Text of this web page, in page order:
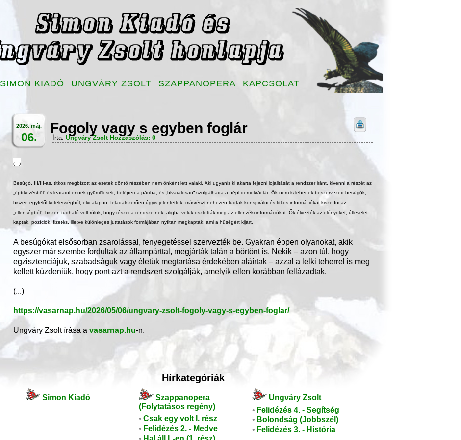
SIMON KIADÓ UNGVÁRY ZSOLT SZAPPANOPERA KAPCSOLAT
2026. máj.
06.
Fogoly vagy s egyben foglár
Írta: Ungváry Zsolt Hozzászólás: 0
(...)
Besúgó, III/III-as, titkos megbízott az esetek döntő részében nem önként lett valaki. Aki ugyanis ki akarta fejezni lojalitását a rendszer iránt, kivenni a részét az
„építkezésből” és learatni ennek gyümölcseit, belépett a pártba, és „hivatalosan” szolgálhatta a népi demokráciát. Ők nem is lehettek beszervezett besúgók,
hiszen egyfelől kötelességből, elvi alapon, feladatszerűen úgyis jelentettek, másrészt nehezen tudtak konspirálni és titkos információkat kiszedni az
„ellenségből”, hiszen tudható volt róluk, hogy részei a rendszernek, aligha velük osztották meg az ellenzéki információkat. Ők élvezték az előnyöket, útlevelet
kaptak, pozíciók, fizetés, illetve különleges juttatások formájában nyíltan megkapták, ami a hűségért kijárt.
A besúgókat elsősorban zsarolással, fenyegetéssel szervezték be. Gyakran éppen olyanokat, akik
egyszer már szembe fordultak az állampárttal, megjárták talán a börtönt is. Nekik – azon túl, hogy
egzisztenciájuk, szabadságuk vagy életük megtartása érdekében aláírtak – azzal a lelki teherrel is meg
kellett küzdeniük, hogy pont azt a rendszert szolgálják, amelyik ellen korábban fellázadtak.
(...)
https://vasarnap.hu/2026/05/06/ungvary-zsolt-fogoly-vagy-s-egyben-foglar/
Ungváry Zsolt írása a vasarnap.hu-n.
Hírkategóriák
Simon Kiadó
Szappanopera
(Folytatásos regény)
• Csak egy volt I. rész
• Felidézés 2. - Medve
• Hal áll L-en (1. rész)
Ungváry Zsolt
• Felidézés 4. - Segítség
• Bolondság (Jobbszél)
• Felidézés 3. - História